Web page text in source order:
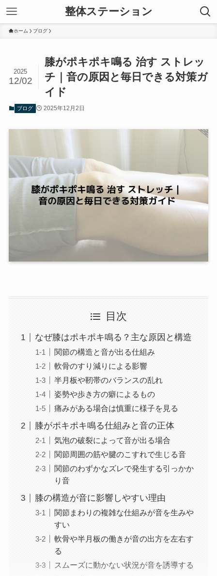
整体ステーション
ホーム ブログ
膝がポキポキ鳴る 治す ストレッ
チ｜音の原因と毎日できる対策ガ
イド
2025
12/02
ブログ 2025年12月2日
目次
なぜ膝はポキポキ鳴る？主な原因と構造
関節の構造と音が出る仕組み
軟骨のすり減りによる影響
半月板や靭帯のバランスの乱れ
姿勢や歩き方の癖によるもの
痛みがある場合は慎重に様子を見る
膝がポキポキ鳴る仕組みと音の正体
気泡の破裂によって音が出る場合
関節周囲の筋や腱のこすれで生じる音
関節のわずかなズレで発生する引っかか
り音
膝の構造が音に影響しやすい理由
関節まわりの複雑な仕組みが音を生みや
すい
軟骨や半月板の働きが音の出方を左右す
る
スムーズに動かない状況が音を誘導する